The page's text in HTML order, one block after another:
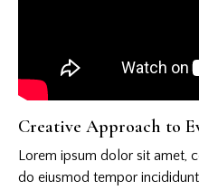
Creative Approach to
Lorem ipsum dolor sit amet,
do eiusmod tempor